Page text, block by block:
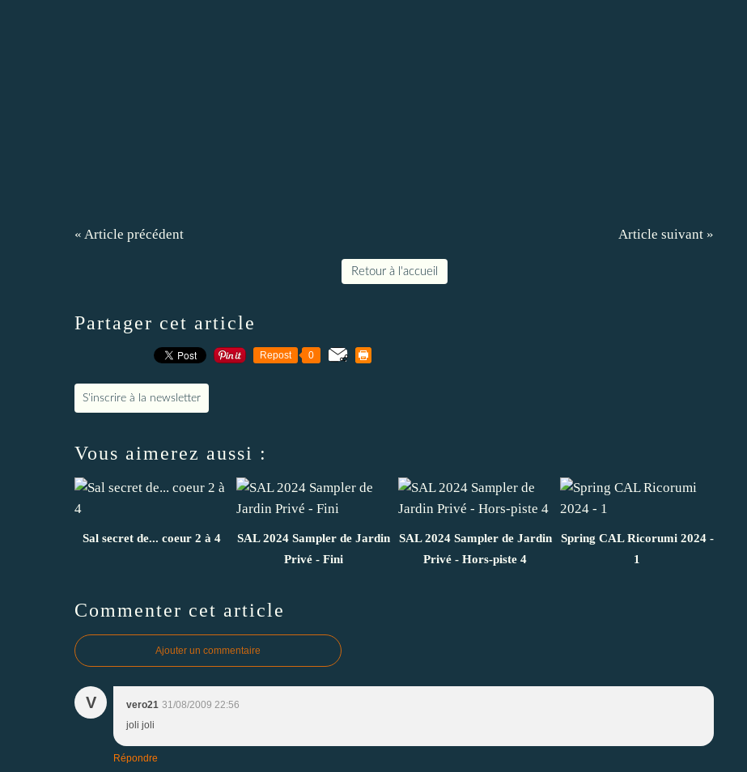
« Article précédent Article suivant »
Retour à l'accueil
Partager cet article
Repost 0
S'inscrire à la newsletter
Vous aimerez aussi :
Sal secret de... coeur 2 à 4
SAL 2024 Sampler de Jardin
Privé - Fini
SAL 2024 Sampler de Jardin
Privé - Hors-piste 4
Spring CAL Ricorumi 2024 -
1
Commenter cet article
Ajouter un commentaire
V vero21 31/08/2009 22:56
joli joli
Répondre